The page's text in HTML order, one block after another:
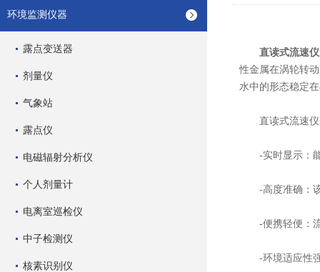
环境监测仪器
露点变送器
剂量仪
气象站
露点仪
电磁辐射分析仪
个人剂量计
电离室巡检仪
中子检测仪
核素识别仪
直读式流速仪
性金属在涡轮转
水中的形态稳定
直读式流速仪
-实时显示：能
-高度准确：该
-便携轻便：流
-环境适应性强